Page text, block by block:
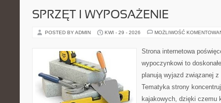
SPRZĘT I WYPOSAŻENIE
POSTED BY ADMIN KWI - 29 - 2026 MOŻLIWOŚĆ
Strona internetowa
wypoczynkowi to
planują wyjazd związanej
Tematyka strony
kajakowych, dzięki czemu